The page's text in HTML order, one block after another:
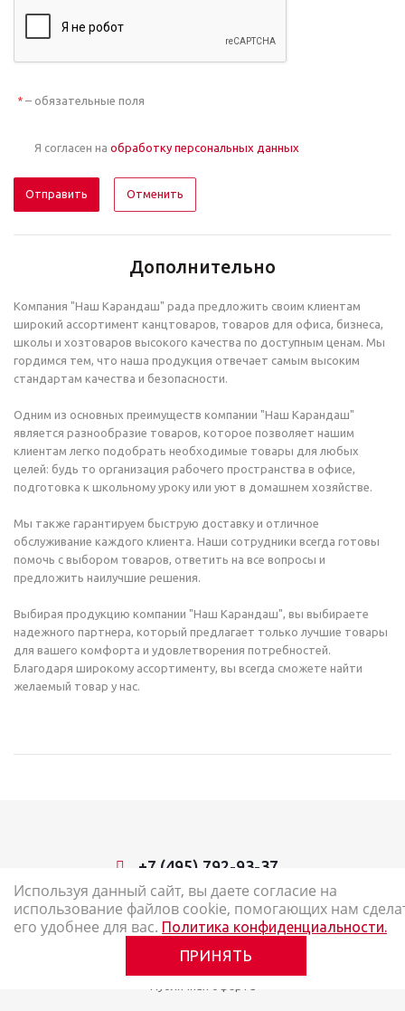
* – обязательные поля
Я согласен на обработку персональных данных
Отменить
Дополнительно
Компания "Наш Карандаш" рада предложить своим клиентам
широкий ассортимент канцтоваров, товаров для офиса, бизнеса,
школы и хозтоваров высокого качества по доступным ценам. Мы
гордимся тем, что наша продукция отвечает самым высоким
стандартам качества и безопасности.
Одним из основных преимуществ компании "Наш Карандаш"
является разнообразие товаров, которое позволяет нашим
клиентам легко подобрать необходимые товары для любых
целей: будь то организация рабочего пространства в офисе,
подготовка к школьному уроку или уют в домашнем хозяйстве.
Мы также гарантируем быструю доставку и отличное
обслуживание каждого клиента. Наши сотрудники всегда готовы
помочь с выбором товаров, ответить на все вопросы и
предложить наилучшие решения.
Выбирая продукцию компании "Наш Карандаш", вы выбираете
надежного партнера, который предлагает только лучшие товары
для вашего комфорта и удовлетворения потребностей.
Благодаря широкому ассортименту, вы всегда сможете найти
желаемый товар у нас.
+7 (495) 792-93-37
2026 © Наш Карандаш: интернет-магазин канцелярских товаров
Карта сайта
Используя данный сайт, вы даете согласие на
использование файлов cookie, помогающих нам
его удобнее для вас. Политика конфиденциальности.
ПРИНЯТЬ